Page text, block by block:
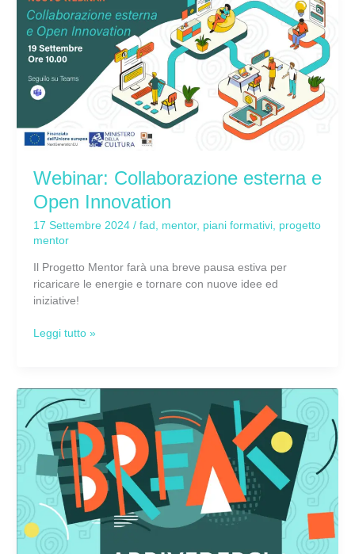
Webinar: Collaborazione esterna e
Open Innovation
17 Settembre 2024 / fad mentor, piani formativi, progetto
mentor
Il Progetto Mentor farà una breve pausa estiva per
ricaricare le energie e tornare con nuove idee ed
iniziative!
Collaborazione
esterna
e
Open
Leggi tutto »
Buone
vacanze!